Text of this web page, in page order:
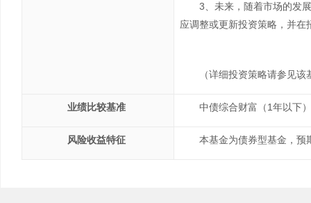
3、未来，随着市场的发
应调整或更新投资策略，并在
（详细投资策略请参见
业绩比较基准 中债综合财富（1年以下
风险收益特征 本基金为债券型基金，预